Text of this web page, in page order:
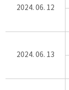
2024. 06. 12
2024. 06. 13